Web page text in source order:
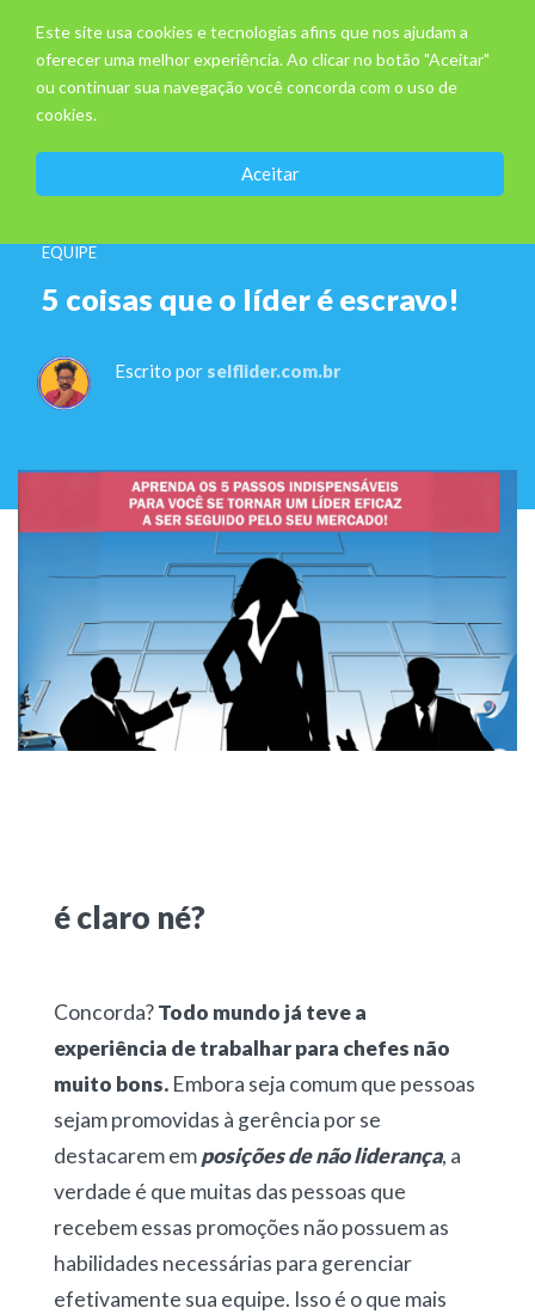
Este site usa cookies e tecnologias afins que nos ajudam a
oferecer uma melhor experiência. Ao clicar no botão "Aceitar"
ou continuar sua navegação você concorda com o uso de
cookies.
Aceitar
EQUIPE
5 coisas que o líder é escravo!
Escrito por selflider.com.br
é claro né?
Concorda?Todo mundo já teve a
experiência de trabalhar para chefes não
muito bons.Embora seja comum que pessoas
sejam promovidas à gerência por se
destacarem emposições de não liderança, a
verdade é que muitas das pessoas que
recebem essas promoções não possuem as
habilidades necessárias para gerenciar
efetivamente sua equipe. Isso é o que mais